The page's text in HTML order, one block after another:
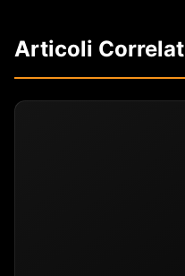
Articoli